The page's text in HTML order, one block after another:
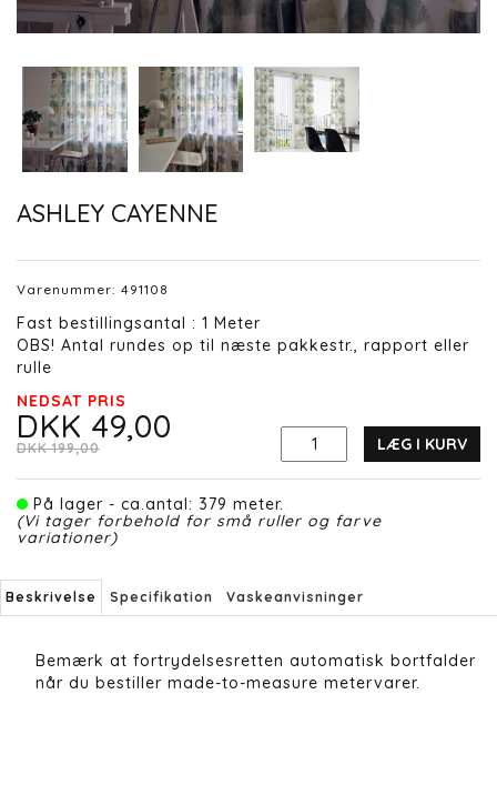
ASHLEY CAYENNE
Varenummer: 491108
Fast bestillingsantal : 1 Meter
OBS! Antal rundes op til næste pakkestr., rapport eller
rulle
NEDSAT PRIS
DKK 49,00
DKK 199,00 LÆG I KURV
På lager - ca.antal: 379 meter.
(Vi tager forbehold for små ruller og farve
variationer)
Beskrivelse Specifikation Vaskeanvisninger
Bemærk at fortrydelsesretten automatisk bortfalder
når du bestiller made-to-measure metervarer.